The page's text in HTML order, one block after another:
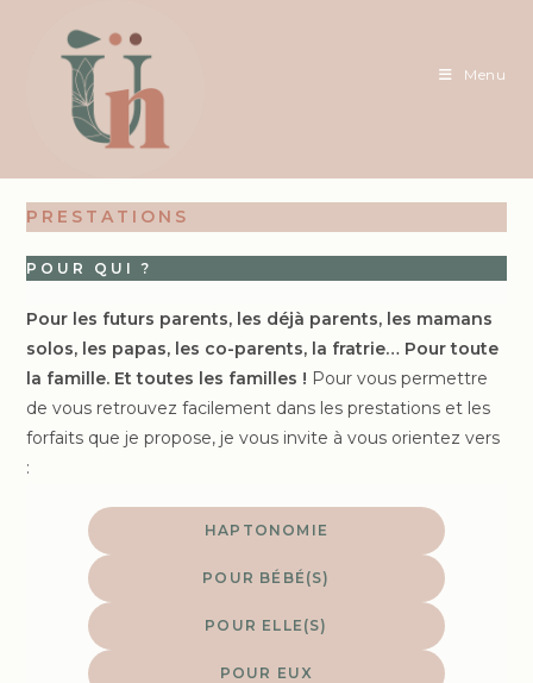
Menu
PRESTATIONS
POUR QUI ?
Pour les futurs parents, les déjà parents, les mamans
solos, les papas, les co-parents, la fratrie… Pour toute
la famille. Et toutes les familles ! Pour vous permettre
de vous retrouvez facilement dans les prestations et les
forfaits que je propose, je vous invite à vous orientez vers
:
HAPTONOMIE
POUR BÉBÉ(S)
POUR ELLE(S)
POUR EUX